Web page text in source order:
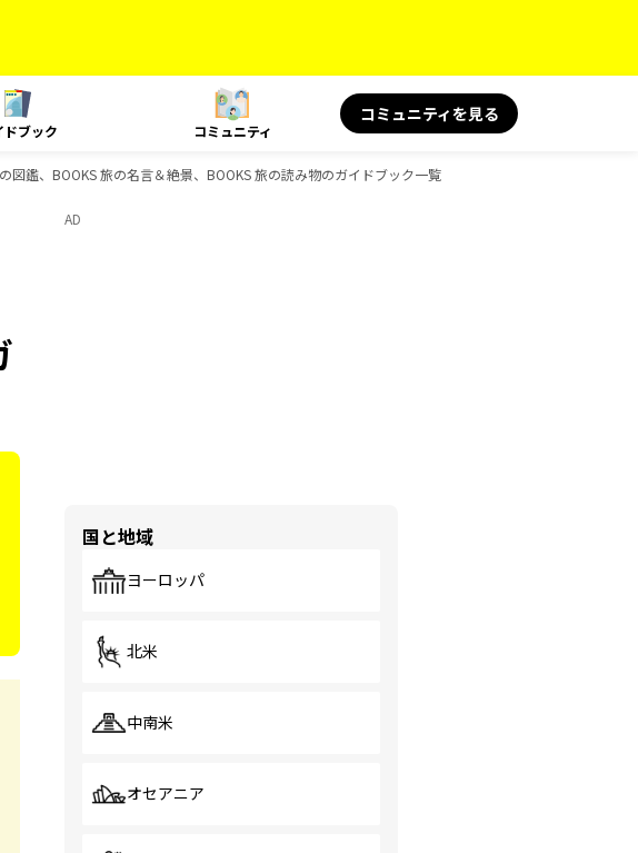
ドブック コミュニティ
コミュニティを見る
鑑、BOOKS 旅の名言＆絶景、BOOKS 旅の読み物のガイドブック一覧
AD
国と地域
ヨーロッパ
北米
中南米
オセアニア